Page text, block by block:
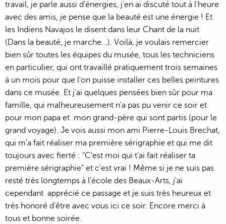
travail, je parle aussi d'énergies, j'en ai discuté tout à l'heure
avec des amis, je pense que la beauté est une énergie ! Et
les Indiens Navajos le disent dans leur Chant de la nuit
(Dans la beauté, je marche...). Voilà, je voulais remercier
bien sûr toutes les équipes du musée, tous les techniciens
en particulier, qui ont travaillé pratiquement trois semaines
à un mois pour que l'on puisse installer ces belles peintures
dans ce musée. Et j'ai quelques pensées bien sûr pour ma
famille, qui malheureusement n'a pas pu venir ce soir et
pour mon papa et mon grand-père qui sont partis (pour le
grand voyage). Je vois aussi mon ami Pierre-Louis Brechat,
qui m'a fait réaliser ma première sérigraphie et qui me dit
toujours avec fierté : "C'est moi qui t'ai fait réaliser ta
première sérigraphie" et c'est vrai ! Même si je ne suis pas
resté très longtemps à l'école des Beaux-Arts, j'ai
cependant apprécié ce passage et je suis très heureux et
très honoré d'être avec vous ici ce soir. Encore merci à
tous et bonne soirée.